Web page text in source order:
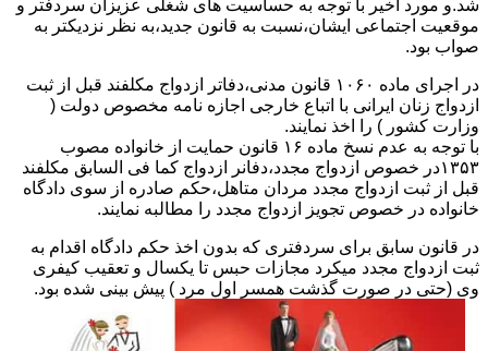
شد.و مورد اخیر با توجه به حساسیت های شغلی عزیزان سردفتر و
موقعیت اجتماعی ایشان،نسبت به قانون جدید،به نظر نزدیکتر به
صواب بود.
در اجرای ماده ۱۰۶۰ قانون مدنی،دفاتر ازدواج مکلفند قبل از ثبت
ازدواج زنان ایرانی با اتباع خارجی اجازه نامه مخصوص دولت (
وزارت کشور ) را اخذ نمایند.
با توجه به عدم نسخ ماده ۱۶ قانون حمایت از خانواده مصوب
۱۳۵۳در خصوص ازدواج مجدد،دفانر ازدواج کما فی السابق مکلفند
قبل از ثبت ازدواج مجدد مردان متاهل،حکم صادره از سوی دادگاه
خانواده در خصوص تجویز ازدواج مجدد را مطالبه نمایند.
در قانون سابق برای سردفتری که بدون اخذ حکم دادگاه اقدام به
ثبت ازدواج مجدد میکرد مجازات حبس تا یکسال و تعقیب کیفری
وی (حتی در صورت گذشت همسر اول مرد ) پیش بینی شده بود.